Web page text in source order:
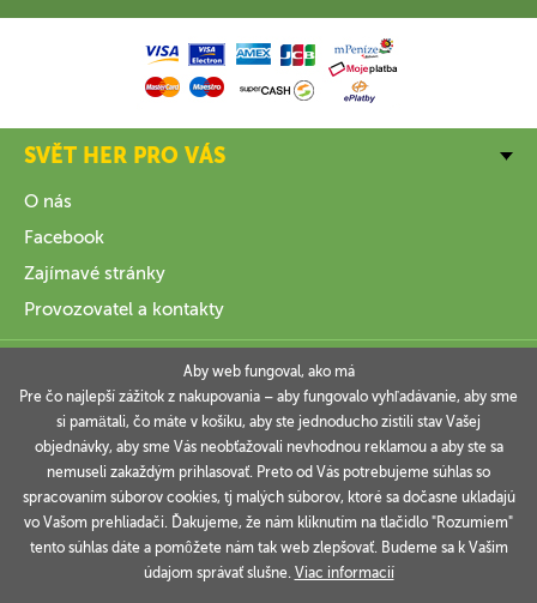
SVĚT HER PRO VÁS
O nás
Facebook
Zajímavé stránky
Provozovatel a kontakty
INFORMACE
VAŠE OBJEDNÁVKY
Technicky zajišťujeSimplia.cz.
Aby web fungoval, ako má
Pre čo najlepší zážitok z nakupovania – aby fungovalo vyhľadávanie, aby sme
si pamätali, čo máte v košíku, aby ste jednoducho zistili stav Vašej
objednávky, aby sme Vás neobťažovali nevhodnou reklamou a aby ste sa
nemuseli zakaždým prihlasovať. Preto od Vás potrebujeme súhlas so
spracovaním súborov cookies, tj malých súborov, ktoré sa dočasne ukladajú
vo Vašom prehliadači. Ďakujeme, že nám kliknutím na tlačidlo "Rozumiem"
tento súhlas dáte a pomôžete nám tak web zlepšovať. Budeme sa k Vašim
údajom správať slušne. Viac informacií